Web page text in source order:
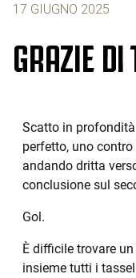
17 GIUGNO 2025
GRAZIE DI
Scatto in
perfetto, uno contro
andando dritta
conclusione sul
Gol.
È difficile trovare
insieme tutti i